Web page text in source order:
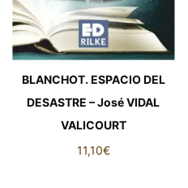
BLANCHOT. ESPACIO DEL
DESASTRE – José VIDAL
VALICOURT
11,10€